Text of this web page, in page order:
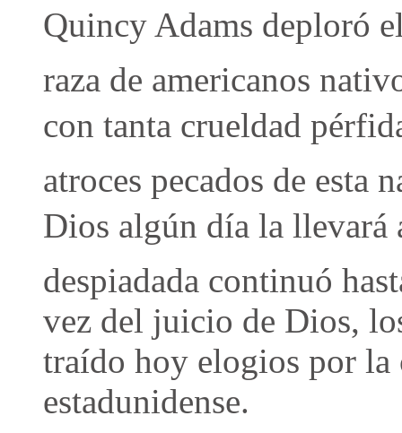
Quincy Adams deploró
raza de americanos
con tanta crueldad
atroces pecados de esta
Dios algún día la llevará
despiadada continuó
vez del juicio de Dios,
traído hoy elogios por
estadunidense.